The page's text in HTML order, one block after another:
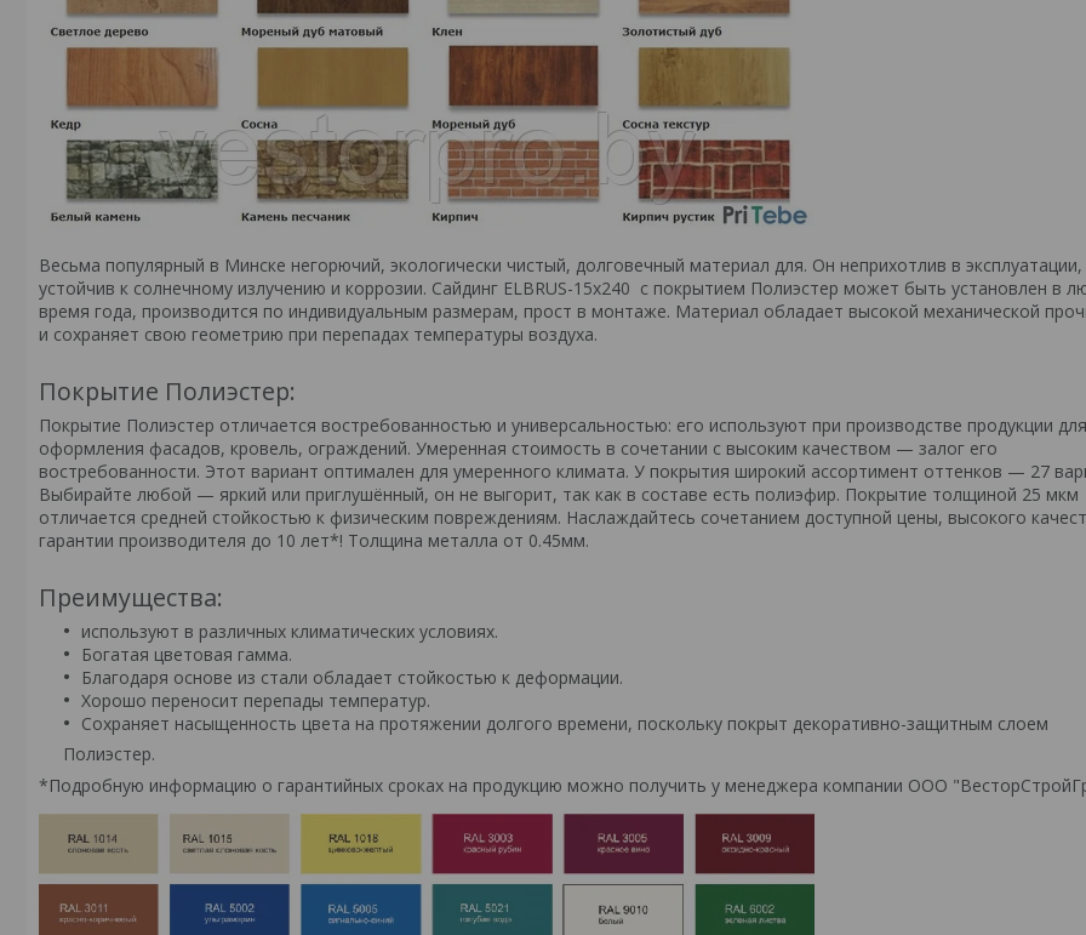
Весьма популярный в Минске негорючий, экологически чистый, долговечный материал для. Он неприхотлив в эксплуатации,
устойчив к солнечному излучению и коррозии. Сайдинг ELBRUS-15х240 с покрытием Полиэстер может быть установлен в
время года, производится по индивидуальным размерам, прост в монтаже. Материал обладает высокой механической
и сохраняет свою геометрию при перепадах температуры воздуха.
Покрытие Полиэстер:
Покрытие Полиэстер отличается востребованностью и универсальностью: его используют при производстве продукции для
оформления фасадов, кровель, ограждений. Умеренная стоимость в сочетании с высоким качеством — залог его
востребованности. Этот вариант оптимален для умеренного климата. У покрытия широкий ассортимент оттенков — 27
Выбирайте любой — яркий или приглушённый, он не выгорит, так как в составе есть полиэфир. Покрытие толщиной 25 мкм
отличается средней стойкостью к физическим повреждениям. Наслаждайтесь сочетанием доступной цены, высокого
гарантии производителя до 10 лет*! Толщина металла от 0.45мм.
Преимущества:
используют в различных климатических условиях.
Богатая цветовая гамма.
Благодаря основе из стали обладает стойкостью к деформации.
Хорошо переносит перепады температур.
Сохраняет насыщенность цвета на протяжении долгого времени, поскольку покрыт декоративно-защитным слоем
Полиэстер.
*Подробную информацию о гарантийных сроках на продукцию можно получить у менеджера компании ООО